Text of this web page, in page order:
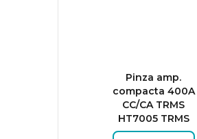
Pinza amp.
compacta 400A
CC/CA TRMS
HT7005 TRMS